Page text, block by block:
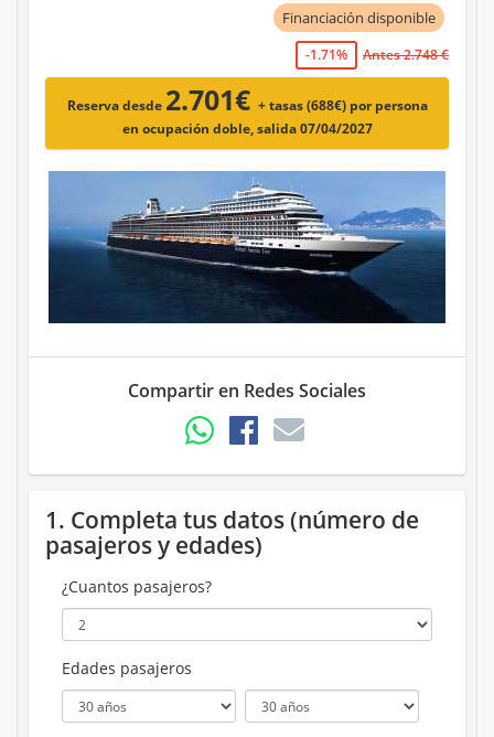
Financiación disponible
-1.71% Antes 2.748 €
Reserva desde 2.701€ + tasas (688€) por persona
en ocupación doble, salida 07/04/2027
Compartir en Redes Sociales
1. Completa tus datos (número de
pasajeros y edades)
¿Cuantos pasajeros?
Edades pasajeros